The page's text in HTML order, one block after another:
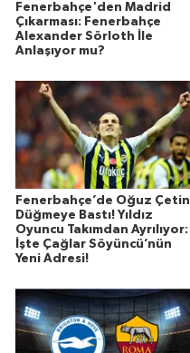
Fenerbahçe'den Madrid
Çıkarması: Fenerbahçe
Alexander Sörloth İle
Anlaşıyor mu?
Fenerbahçe’de Oğuz Çetin
Düğmeye Bastı! Yıldız
Oyuncu Takımdan Ayrılıyor:
İşte Çağlar Söyüncü’nün
Yeni Adresi!